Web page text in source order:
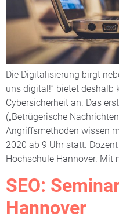
Die Digitalisierung birgt
uns digital!“ bietet deshalb
Cybersicherheit an. Das
(„Betrügerische
Angriffsmethoden wissen
2020 ab 9 Uhr statt.
Hochschule Hannover. Mit
SEO:
Hannover